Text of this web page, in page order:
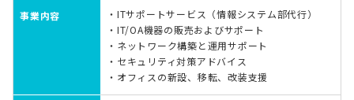
事業内容
・ITサポートサービス（情報システム部代行）
・IT/OA機器の販売およびサポート
・ネットワーク構築と運用サポート
・セキュリティ対策アドバイス
・オフィスの新設、移転、改装支援